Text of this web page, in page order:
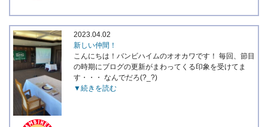
2023.04.02
新しい仲間！
こんにちは！バンビハイムのオオカワです！ 毎回、節目
の時期にブログの更新がまわってくる印象を受けてま
す・・・ なんでだろ(?_?)
▼続きを読む